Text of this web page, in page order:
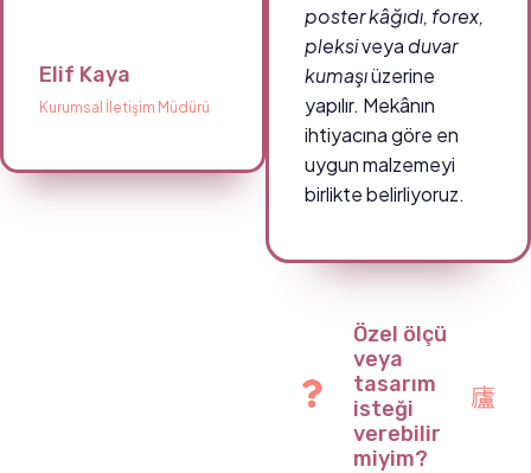
Elif Kaya
Kurumsal İletişim Müdürü
poster kâğıdı, forex,
pleksiveya duvar
kumaşıüzerine
yapılır. Mekânın
ihtiyacına göre en
uygun malzemeyi
birlikte belirliyoruz.
Özel ölçü
veya
tasarım
isteği
verebilir
miyim?